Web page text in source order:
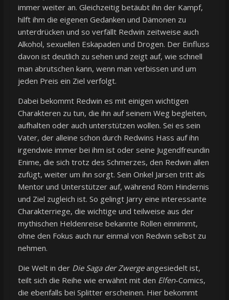
immer weiter an. Gleichzeitig betäubt ihn der Kampf,
hilft ihm die eigenen Gedanken und Dämonen zu
unterdrücken und so verfällt Redwin zeitweise auch
Alkohol, sexuellen Eskapaden und Drogen. Der Einfluss
davon ist deutlich zu sehen und zeigt auf, wie schnell
man abrutschen kann, wenn man verbissen und um
jeden Preis ein Ziel verfolgt.
Dabei bekommt Redwin es mit einigen wichtigen
Charakteren zu tun, die ihn auf seinem Weg begleiten,
aufhalten oder auch unterstützen wollen. Sei es sein
Vater, der alleine schon durch Redwins Hass auf ihn
irgendwie immer bei ihm ist oder seine Jugendfreundin
Enime, die sich trotz des Schmerzes, den Redwin allen
zufügt, weiter um ihn sorgt. Sein Onkel Jarsen tritt als
Mentor und Unterstützer auf, während Röm Hindernis
und Ziel zugleich ist. So gelingt Jarry eine interessante
Charakterriege, die wichtige und teilweise aus der
mythischen Heldenreise bekannte Rollen einnimmt,
ohne den Fokus auch nur einmal von Redwin selbst zu
nehmen.
Die Welt in der Die Saga der Zwergeangesiedelt ist,
teilt sich die Reihe wie erwähnt mit den Elfen-Comics,
die ebenfalls bei Splitter erscheinen. Hier bekommt